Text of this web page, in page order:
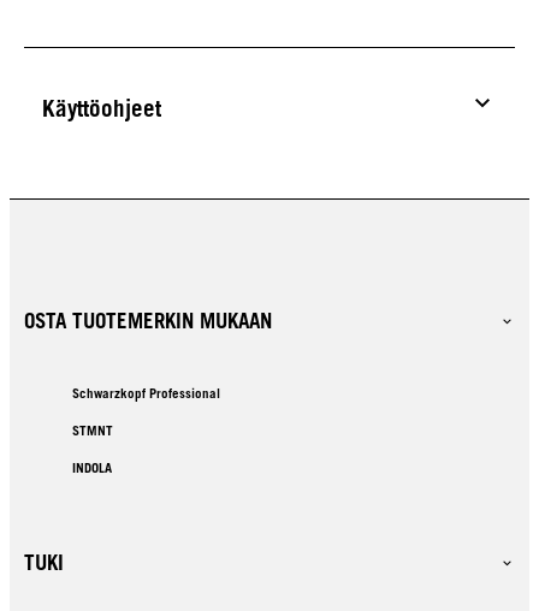
Käyttöohjeet
OSTA TUOTEMERKIN MUKAAN
Schwarzkopf Professional
STMNT
INDOLA
TUKI